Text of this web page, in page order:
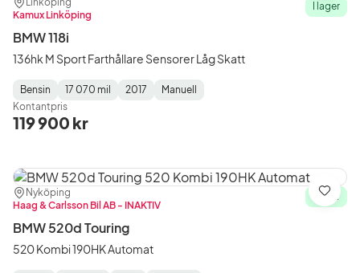
Plats:
Återförsäljare:
Kamux Linköping
I lager
BMW 118i
136hk M Sport Farthållare Sensorer Låg Skatt
Fuel
Type:
Bensin
Mätarställning:
17 070 mil
Model
Year:
2017
Gearbox
Type:
Manuell
Kontantpris
119 900 kr
Plats:
Nyköping
Återförsäljare:
Haag & Carlsson Bil AB - INAKTIV
I lager
BMW 520d Touring
520 Kombi 190HK Automat
Spara